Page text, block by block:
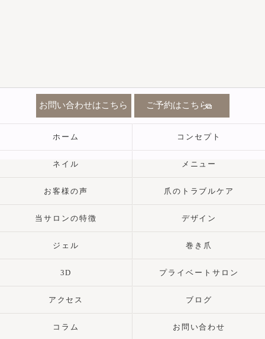
お問い合わせはこちら ご予約はこちら
ホーム コンセプト
ネイル メニュー
お客様の声 爪のトラブルケア
当サロンの特徴 デザイン
ジェル 巻き爪
3D プライベートサロン
アクセス ブログ
コラム お問い合わせ